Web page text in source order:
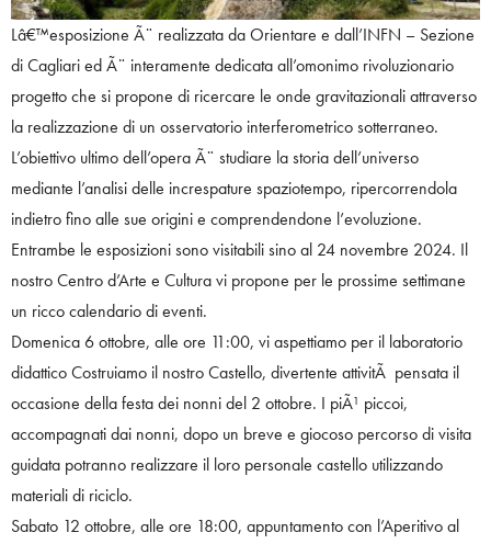
Lâ€™esposizione Ã¨ realizzata da Orientare e dall’INFN – Sezione
di Cagliari ed Ã¨ interamente dedicata all’omonimo rivoluzionario
progetto che si propone di ricercare le onde gravitazionali attraverso
la realizzazione di un osservatorio interferometrico sotterraneo.
L’obiettivo ultimo dell’opera Ã¨ studiare la storia dell’universo
mediante l’analisi delle increspature spaziotempo, ripercorrendola
indietro fino alle sue origini e comprendendone l’evoluzione.
Entrambe le esposizioni sono visitabili sino al 24 novembre 2024. Il
nostro Centro d’Arte e Cultura vi propone per le prossime settimane
un ricco calendario di eventi.
Domenica 6 ottobre, alle ore 11:00, vi aspettiamo per il laboratorio
didattico Costruiamo il nostro Castello, divertente attivitÃ pensata il
occasione della festa dei nonni del 2 ottobre. I piÃ¹ piccoi,
accompagnati dai nonni, dopo un breve e giocoso percorso di visita
guidata potranno realizzare il loro personale castello utilizzando
materiali di riciclo.
Sabato 12 ottobre, alle ore 18:00, appuntamento con l’Aperitivo al